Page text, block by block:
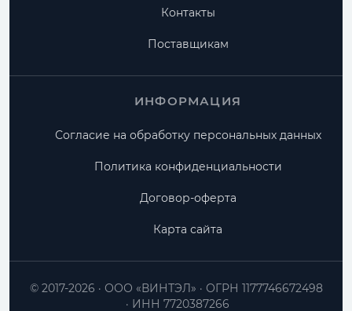
Контакты
Поставщикам
ИНФОРМАЦИЯ
Согласие на обработку персональных данных
Политика конфиденциальности
Договор-оферта
Карта сайта
ООО «ВИНТЭЛ»
ОГРН 1177746672498
ИНН 7720387266
© 2017-2026